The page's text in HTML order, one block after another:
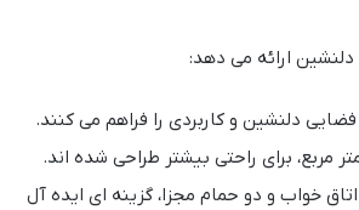
دلنشین ارائه می دهد:
دو اتاق خواب و دو حمام مجزا، گزینه ای ایده آل